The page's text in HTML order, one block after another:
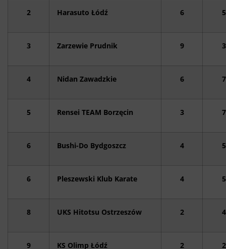
2 Harasuto Łódź 6 5
3 Zarzewie Prudnik 9 3
4 Nidan Zawadzkie 6 7
5 Rensei TEAM Borzęcin 3 7
6 Bushi-Do Bydgoszcz 4 5
6 Pleszewski Klub Karate 4 5
8 UKS Hitotsu Ostrzeszów 2 4
9 KS Olimp Łódź 2 2